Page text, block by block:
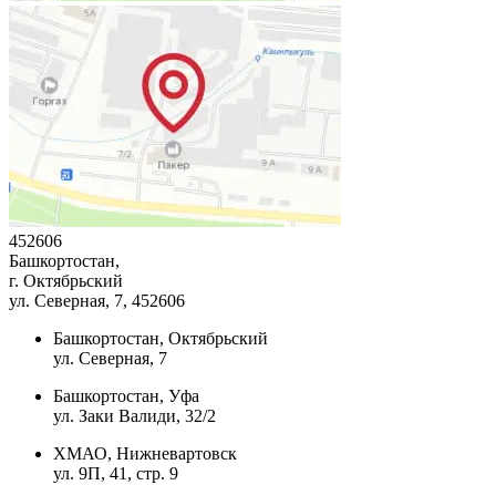
452606
Башкортостан,
г. Октябрьский
ул. Северная, 7, 452606
Башкортостан, Октябрьский
ул. Северная, 7
Башкортостан, Уфа
ул. Заки Валиди, 32/2
ХМАО, Нижневартовск
ул. 9П, 41, стр. 9